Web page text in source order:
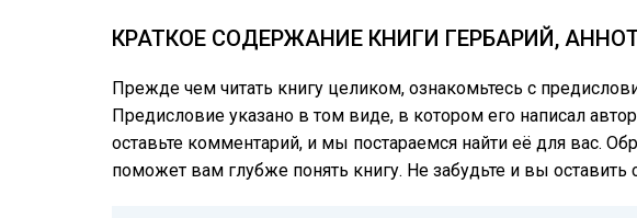
КРАТКОЕ СОДЕРЖАНИЕ КНИГИ ГЕРБАРИЙ,
Прежде чем читать книгу целиком, ознакомьтесь с
Предисловие указано в том виде, в котором его написал
оставьте комментарий, и мы постараемся найти её для вас.
поможет вам глубже понять книгу. Не забудьте и вы